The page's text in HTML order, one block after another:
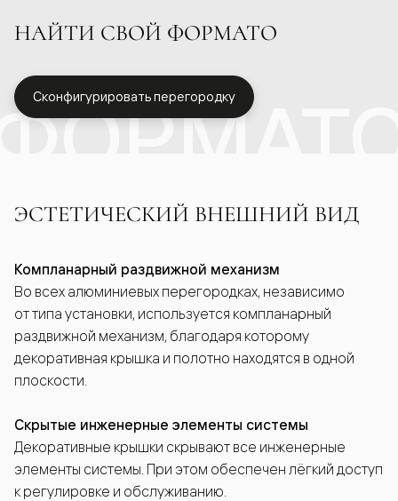
НАЙТИ СВОЙ ФОРМАТО
Сконфигурировать перегородку
ЭСТЕТИЧЕСКИЙ ВНЕШНИЙ ВИД
Компланарный раздвижной механизм
Во всех алюминиевых перегородках, независимо
от типа установки, используется компланарный
раздвижной механизм, благодаря которому
декоративная крышка и полотно находятся в одной
плоскости.
Скрытые инженерные элементы системы
Декоративные крышки скрывают все инженерные
элементы системы. При этом обеспечен лёгкий доступ
к регулировке и обслуживанию.